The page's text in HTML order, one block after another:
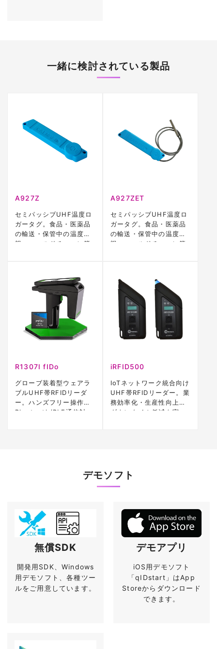
一緒に検討されている製品
A927Z
セミパッシブUHF温度ロ
ガータグ。食品・医薬品
の輸送・保管中の温度監
視、コールドチェーン管
A927ZET
セミパッシブUHF温度ロ
ガータグ。食品・医薬品
の輸送・保管中の温度監
視、コールドチェーン管
R1307I fIDo
グローブ装着型ウェアラ
ブルUHF帯RFIDリーダ
ー。ハンズフリー操作、
Bluetooth/BLE通信対
iRFID500
IoTネットワーク統合向け
UHF帯RFIDリーダー。業
務効率化・生産性向上・
ダウンタイム低減を実
デモソフト
無償SDK
開発用SDK、Windows
用デモソフト、各種ツー
ルをご用意しています。
デモアプリ
iOS用デモソフト
「qIDstart」はApp
Storeからダウンロード
できます。